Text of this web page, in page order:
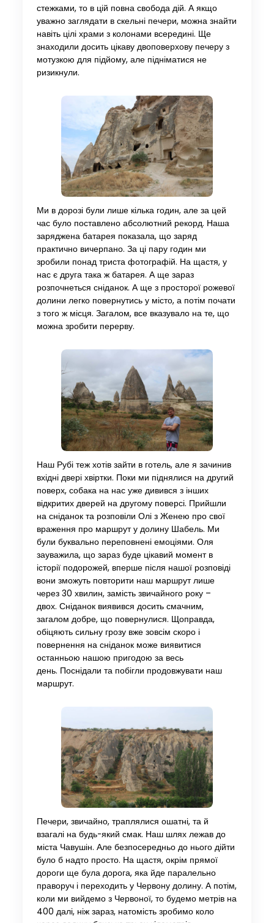
стежками, то в цій повна свобода дій. А якщо
уважно заглядати в скельні печери, можна знайти
навіть цілі храми з колонами всередині. Ще
знаходили досить цікаву двоповерхову печеру з
мотузкою для підйому, але підніматися не
ризикнули.
Ми в дорозі були лише кілька годин, але за цей
час було поставлено абсолютний рекорд. Наша
заряджена батарея показала, що заряд
практично вичерпано. За ці пару годин ми
зробили понад триста фотографій. На щастя, у
нас є друга така ж батарея. А ще зараз
розпочнеться сніданок. А ще з просторої рожевої
долини легко повернутись у місто, а потім почати
з того ж місця. Загалом, все вказувало на те, що
можна зробити перерву.
Наш Рубі теж хотів зайти в готель, але я зачинив
вхідні двері хвіртки. Поки ми піднялися на другий
поверх, собака на нас уже дивився з інших
відкритих дверей на другому поверсі. Прийшли
на сніданок та розповіли Олі з Женею про свої
враження про маршрут у долину Шабель. Ми
були буквально переповнені емоціями. Оля
зауважила, що зараз буде цікавий момент в
історії подорожей, вперше після нашої розповіді
вони зможуть повторити наш маршрут лише
через 30 хвилин, замість звичайного року –
двох. Сніданок виявився досить смачним,
загалом добре, що повернулися. Щоправда,
обіцяють сильну грозу вже зовсім скоро і
повернення на сніданок може виявитися
останньою нашою пригодою за весь
день. Поснідали та побігли продовжувати наш
маршрут.
Печери, звичайно, траплялися ошатні, та й
взагалі на будь-який смак. Наш шлях лежав до
міста Чавушін. Але безпосередньо до нього дійти
було б надто просто. На щастя, окрім прямої
дороги ще була дорога, яка йде паралельно
праворуч і переходить у Червону долину. А потім,
коли ми вийдемо з Червоної, то будемо метрів на
400 далі, ніж зараз, натомість зробимо коло